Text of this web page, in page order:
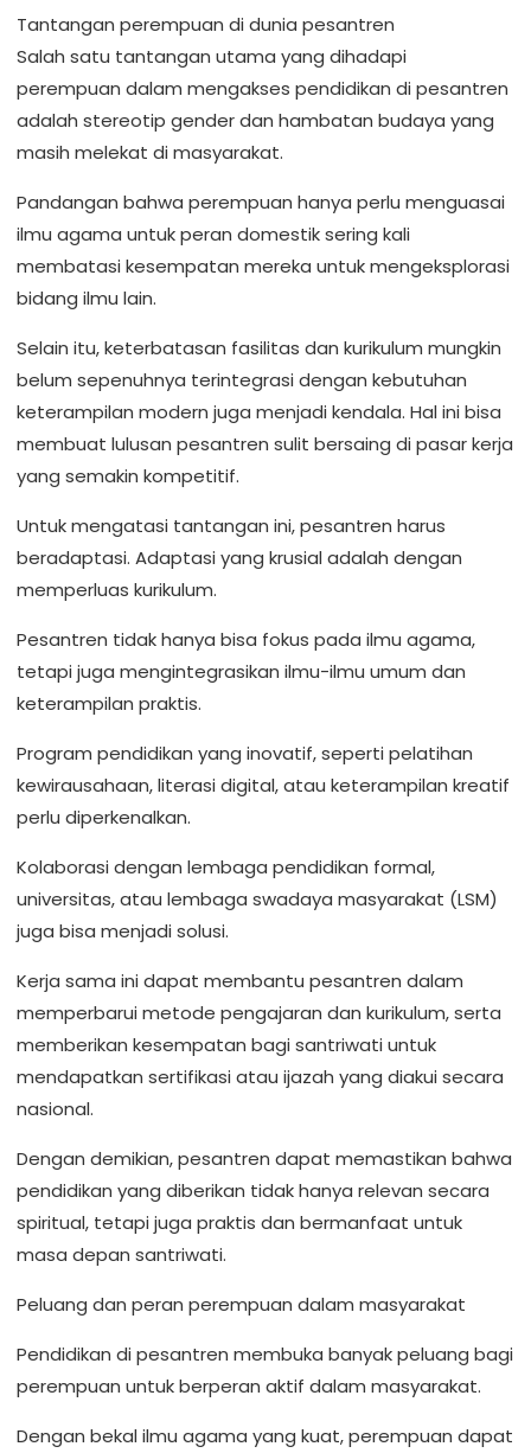
Tantangan perempuan di dunia pesantren
Salah satu tantangan utama yang dihadapi
perempuan dalam mengakses pendidikan di pesantren
adalah stereotip gender dan hambatan budaya yang
masih melekat di masyarakat.
Pandangan bahwa perempuan hanya perlu menguasai
ilmu agama untuk peran domestik sering kali
membatasi kesempatan mereka untuk mengeksplorasi
bidang ilmu lain.
Selain itu, keterbatasan fasilitas dan kurikulum mungkin
belum sepenuhnya terintegrasi dengan kebutuhan
keterampilan modern juga menjadi kendala. Hal ini bisa
membuat lulusan pesantren sulit bersaing di pasar kerja
yang semakin kompetitif.
Untuk mengatasi tantangan ini, pesantren harus
beradaptasi. Adaptasi yang krusial adalah dengan
memperluas kurikulum.
Pesantren tidak hanya bisa fokus pada ilmu agama,
tetapi juga mengintegrasikan ilmu-ilmu umum dan
keterampilan praktis.
Program pendidikan yang inovatif, seperti pelatihan
kewirausahaan, literasi digital, atau keterampilan kreatif
perlu diperkenalkan.
Kolaborasi dengan lembaga pendidikan formal,
universitas, atau lembaga swadaya masyarakat (LSM)
juga bisa menjadi solusi.
Kerja sama ini dapat membantu pesantren dalam
memperbarui metode pengajaran dan kurikulum, serta
memberikan kesempatan bagi santriwati untuk
mendapatkan sertifikasi atau ijazah yang diakui secara
nasional.
Dengan demikian, pesantren dapat memastikan bahwa
pendidikan yang diberikan tidak hanya relevan secara
spiritual, tetapi juga praktis dan bermanfaat untuk
masa depan santriwati.
Peluang dan peran perempuan dalam masyarakat
Pendidikan di pesantren membuka banyak peluang bagi
perempuan untuk berperan aktif dalam masyarakat.
Dengan bekal ilmu agama yang kuat, perempuan dapat